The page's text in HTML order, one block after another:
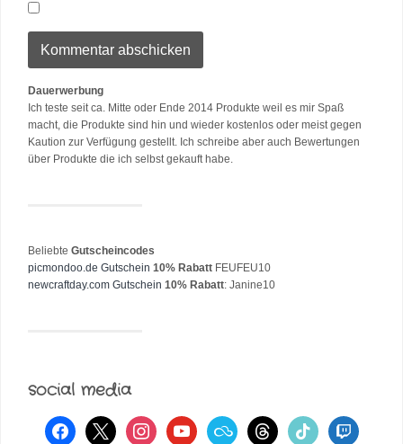
Dauerwerbung
Ich teste seit ca. Mitte oder Ende 2014 Produkte weil es mir Spaß
macht, die Produkte sind hin und wieder kostenlos oder meist gegen
Kaution zur Verfügung gestellt. Ich schreibe aber auch Bewertungen
über Produkte die ich selbst gekauft habe.
Beliebte Gutscheincodes
picmondoo.de Gutschein 10% Rabatt FEUFEU10
newcraftday.com Gutschein 10% Rabatt: Janine10
social media